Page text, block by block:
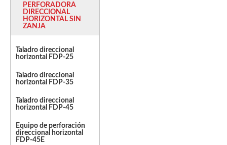
PERFORADORA
DIRECCIONAL
HORIZONTAL SIN
ZANJA
Taladro direccional
horizontal FDP-25
Taladro direccional
horizontal FDP-35
Taladro direccional
horizontal FDP-45
Equipo de perforación
direccional horizontal
FDP-45E